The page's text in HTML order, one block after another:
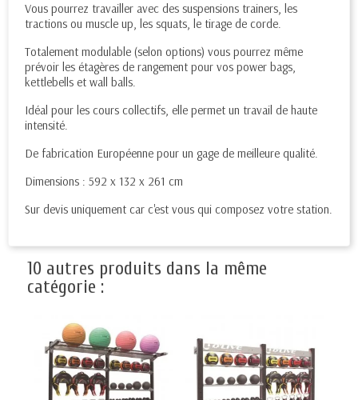
Vous pourrez travailler avec des suspensions trainers, les
tractions ou muscle up, les squats, le tirage de corde.
Totalement modulable (selon options) vous pourrez même
prévoir les étagères de rangement pour vos power bags,
kettlebells et wall balls.
Idéal pour les cours collectifs, elle permet un travail de haute
intensité.
De fabrication Européenne pour un gage de meilleure qualité.
Dimensions : 592 x 132 x 261 cm
Sur devis uniquement car c'est vous qui composez votre station.
10 autres produits dans la même
catégorie :